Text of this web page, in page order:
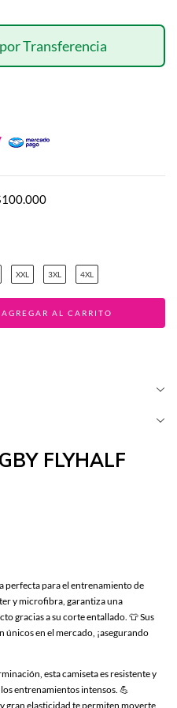
XXL 3XL 4XL
FLYHALF
perfecta para el entrenamiento de
y microfibra, garantiza una
gracias a su corte entallado. 👕 Sus
únicos en el mercado, ¡asegurando
esta camiseta es resistente y
entrenamientos intensos. 💪
gran elasticidad te permiten moverte